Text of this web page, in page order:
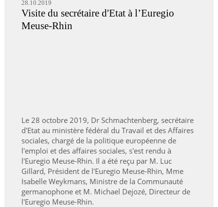
28.10.2019
Visite du secrétaire d'Etat à l’Euregio
Meuse-Rhin
Le 28 octobre 2019, Dr Schmachtenberg, secrétaire
d'Etat au ministère fédéral du Travail et des Affaires
sociales, chargé de la politique européenne de
l'emploi et des affaires sociales, s'est rendu à
l'Euregio Meuse-Rhin. Il a été reçu par M. Luc
Gillard, Président de l'Euregio Meuse-Rhin, Mme
Isabelle Weykmans, Ministre de la Communauté
germanophone et M. Michael Dejozé, Directeur de
l'Euregio Meuse-Rhin.